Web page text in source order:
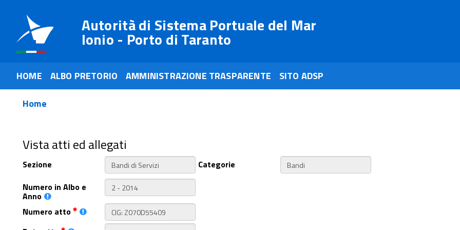
Autorità di Sistema Portuale del Mar
Ionio - Porto di Taranto
HOME ALBO PRETORIO AMMINISTRAZIONE TRASPARENTE
SITO ADSP
Home
Vista atti ed allegati
Sezione
Categorie
Numero in Albo e
Anno
Numero atto